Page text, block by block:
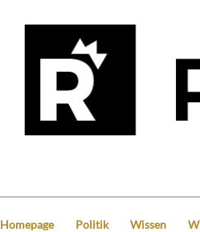
Homepage Politik Wissen